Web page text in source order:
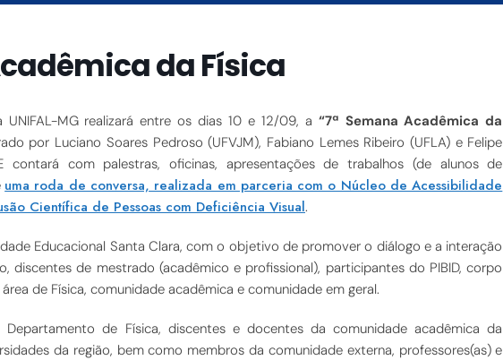
da Física
MG realizará entre os dias 10 e 12/09, a “7ª Semana Acadêmica da
por Luciano Soares Pedroso (UFVJM), Fabiano Lemes Ribeiro (UFLA) e Felipe
contará com palestras, oficinas, apresentações de trabalhos (de alunos de
uma roda de conversa, realizada em parceria com o Núcleo de Acessibilidade
Científica de Pessoas com Deficiência Visual.
Educacional Santa Clara, com o objetivo de promover o diálogo e a interação
discentes de mestrado (acadêmico e profissional), participantes do PIBID, corpo
de Física, comunidade acadêmica e comunidade em geral.
Departamento de Física, discentes e docentes da comunidade acadêmica da
da região, bem como membros da comunidade externa, professores(as) e